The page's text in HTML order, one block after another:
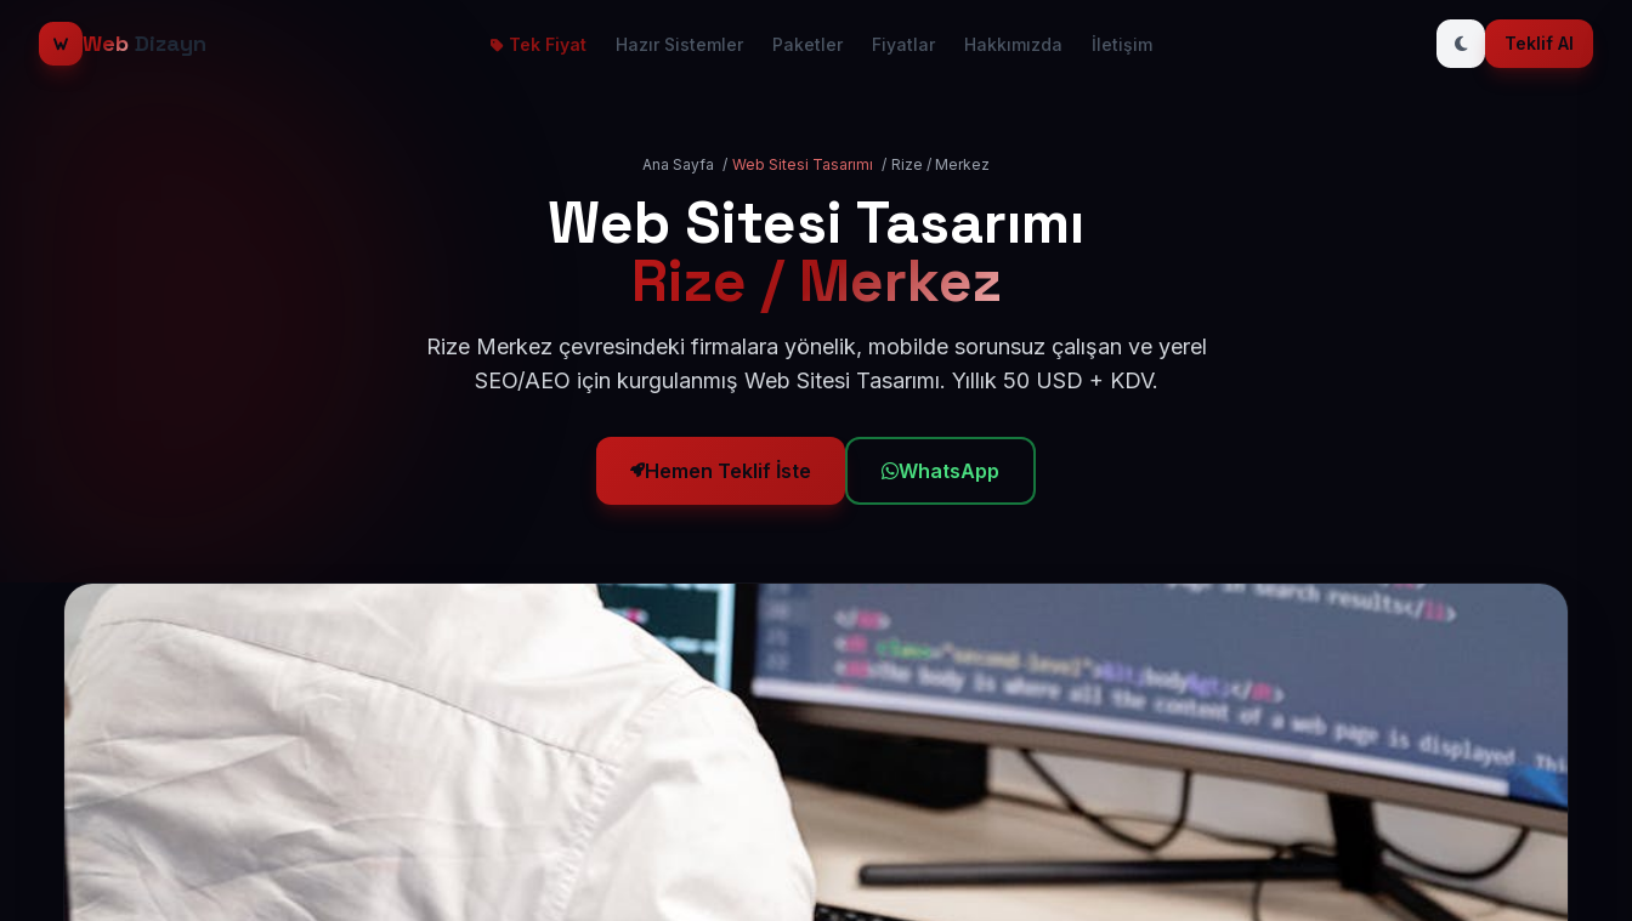
Web Dizayn Tek Fiyat Hazır Sistemler Paketler Fiyatlar Hakkımızda İletişim Teklif Al
Ana Sayfa / Web Sitesi Tasarımı / Rize / Merkez
Web Sitesi Tasarımı
Rize / Merkez
Rize Merkez çevresindeki firmalara yönelik, mobilde sorunsuz çalışan ve yerel
SEO/AEO için kurgulanmış Web Sitesi Tasarımı. Yıllık 50 USD + KDV.
Hemen Teklif İste WhatsApp